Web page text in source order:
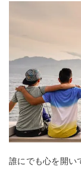
誰にでも心を開い